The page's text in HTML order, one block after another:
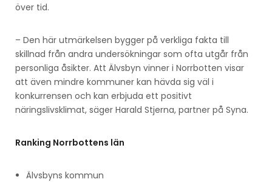
över tid.
– Den här utmärkelsen bygger på verkliga fakta till
skillnad från andra undersökningar som ofta utgår från
personliga åsikter. Att Älvsbyn vinner i Norrbotten visar
att även mindre kommuner kan hävda sig väl i
konkurrensen och kan erbjuda ett positivt
näringslivsklimat, säger Harald Stjerna, partner på Syna.
Ranking Norrbottens län
Älvsbyns kommun